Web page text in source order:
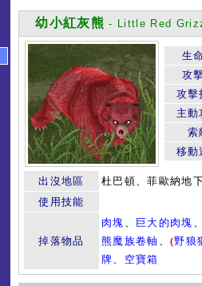
幼小紅灰熊 - Little Red
生
攻
攻擊
主動
索
移動
出沒地區
杜巴頓、菲歐納地
使用技能
掉落物品
肉塊 、 巨大的肉塊
熊魔族卷軸 、(野狼
牌、 空寶箱